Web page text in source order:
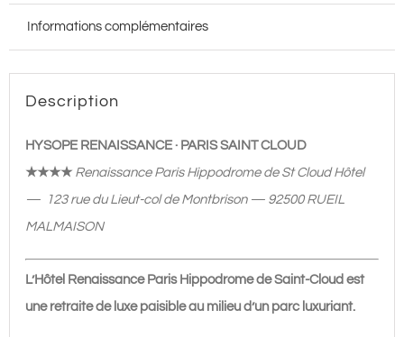
au
choix
50
min
(Semaine)
Informations complémentaires
Description
HYSOPE RENAISSANCE · PARIS SAINT CLOUD
★★★★ Renaissance Paris Hippodrome de St Cloud Hôtel
— 123 rue du Lieut-col de Montbrison — 92500 RUEIL
MALMAISON
L’Hôtel Renaissance Paris Hippodrome de Saint-Cloud est
une retraite de luxe paisible au milieu d’un parc luxuriant.